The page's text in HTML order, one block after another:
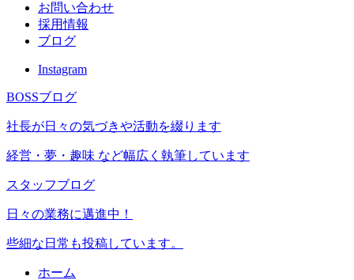
お問い合わせ
採用情報
ブログ
Instagram
BOSSブログ
社長が日々の気づきや活動を綴ります
経営・夢・趣味 など幅広く執筆しています
スタッフブログ
日々の業務に邁進中！
些細な日常も投稿しています。
ホーム